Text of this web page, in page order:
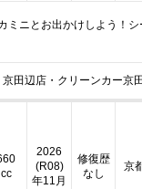
ミニとお出かけしよう！シ
田辺店・クリーンカー京
cc
2026
(R08)
年11月
修復歴
なし
京